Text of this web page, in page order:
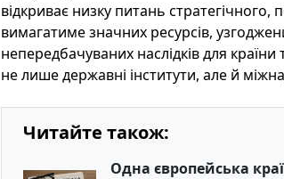
відкриває низку питань стратегічного,
вимагатиме значних ресурсів,
непередбачуваних наслідків для
не лише державні інститути, але й
Читайте також:
Одна європейська